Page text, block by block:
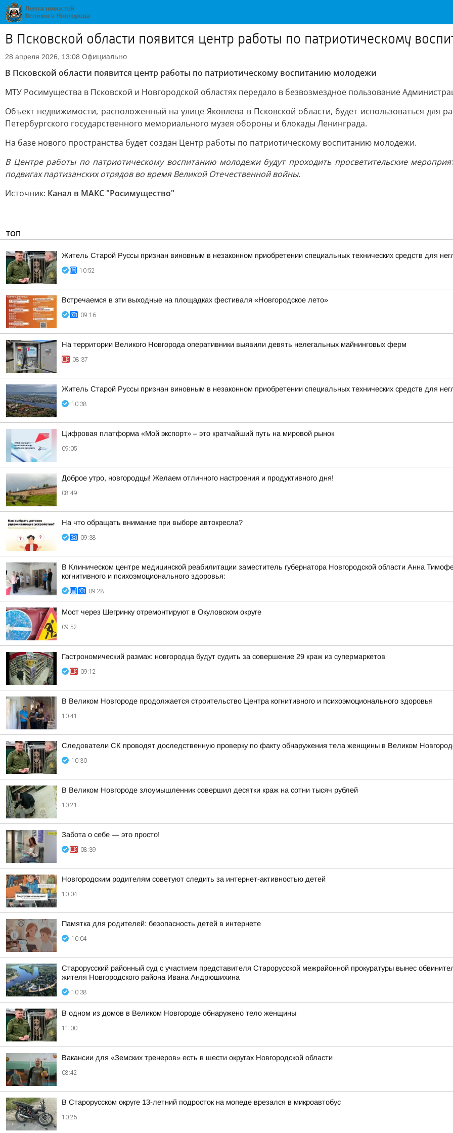
В Псковской области появится центр работы по патриотическому
28 апреля 2026, 13:08 Официально
В Псковской области появится центр работы по патриотическому воспитанию молодежи
МТУ Росимущества в Псковской и Новгородской областях передало в безвозмездное пользование
Объект недвижимости, расположенный на улице Яковлева в Псковской области, будет использоваться для
Петербургского государственного мемориального музея обороны и блокады Ленинграда.
На базе нового пространства будет создан Центр работы по патриотическому воспитанию молодежи.
В Центре работы по патриотическому воспитанию молодежи будут проходить просветительские
подвигах партизанских отрядов во время Великой Отечественной войны.
Источник: Канал в МАКС "Росимущество"
ТОП
Житель Старой Руссы признан виновным в незаконном приобретении специальных технических средств для
10:52
Встречаемся в эти выходные на площадках фестиваля «Новгородское лето»
09:16
На территории Великого Новгорода оперативники выявили девять нелегальных майнинговых ферм
08:37
Житель Старой Руссы признан виновным в незаконном приобретении специальных технических средств для
10:38
Цифровая платформа «Мой экспорт» – это кратчайший путь на мировой рынок
09:05
Доброе утро, новгородцы! Желаем отличного настроения и продуктивного дня!
08:49
На что обращать внимание при выборе автокресла?
09:38
В Клиническом центре медицинской реабилитации заместитель губернатора Новгородской области Анна
когнитивного и психоэмоционального здоровья:
09:28
Мост через Шегринку отремонтируют в Окуловском округе
09:52
Гастрономический размах: новгородца будут судить за совершение 29 краж из супермаркетов
09:12
В Великом Новгороде продолжается строительство Центра когнитивного и психоэмоционального здоровья
10:41
Следователи СК проводят доследственную проверку по факту обнаружения тела женщины в Великом
10:30
В Великом Новгороде злоумышленник совершил десятки краж на сотни тысяч рублей
10:21
Забота о себе — это просто!
08:39
Новгородским родителям советуют следить за интернет-активностью детей
10:04
Памятка для родителей: безопасность детей в интернете
10:04
Старорусский районный суд с участием представителя Старорусской межрайонной прокуратуры вынес
жителя Новгородского района Ивана Андрюшихина
10:38
В одном из домов в Великом Новгороде обнаружено тело женщины
11:00
Вакансии для «Земских тренеров» есть в шести округах Новгородской области
08:42
В Старорусском округе 13-летний подросток на мопеде врезался в микроавтобус
10:25